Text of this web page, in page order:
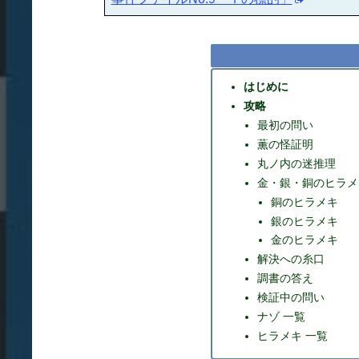
はじめに
攻略
最初の問い
薫の怪証明
丸ノ内の迷推理
金・銀・銅のヒラ
銅のヒラメキ
銀のヒラメキ
金のヒラメキ
解決への糸口
調書の答え
検証中の問い
ナゾ 一覧
ヒラメキ 一覧